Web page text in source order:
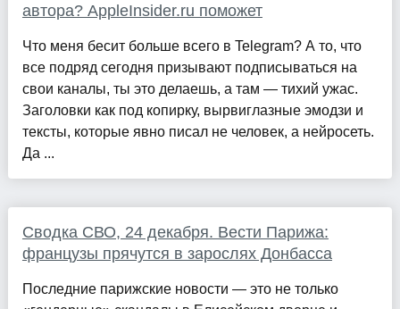
автора? AppleInsider.ru поможет
Что меня бесит больше всего в Telegram? А то, что
все подряд сегодня призывают подписываться на
свои каналы, ты это делаешь, а там — тихий ужас.
Заголовки как под копирку, вырвиглазные эмодзи и
тексты, которые явно писал не человек, а нейросеть.
Да ...
Сводка СВО, 24 декабря. Вести Парижа:
французы прячутся в зарослях Донбасса
Последние парижские новости — это не только